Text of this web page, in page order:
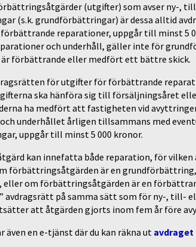
(utgifter) som avser ny-,
(s.k. grundförbättringar) är dessa alltid
reparationer, uppgår till minst 5
och underhåll, gäller inte för
är förbättrande eller medfört ett bättre skick.
för utgifter för förbättrande
ska hänföra sig till försäljningsåret
ha medfört att fastigheten vid
underhållet årligen tillsammans med
uppgår till minst 5 000 kronor.
kan innefatta både reparation, för
förbättringsåtgärden är en
eller om förbättringsåtgärden är en
avdragsrätt på samma sätt som för ny-, till-
att åtgärden gjorts inom fem år före
även en e-tjänst där du kan räkna ut avdraget